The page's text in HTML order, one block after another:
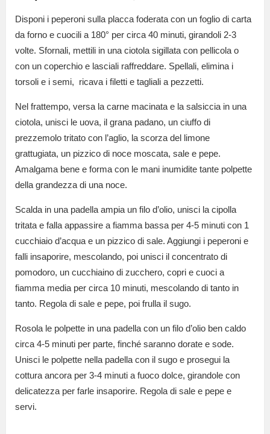
Disponi i peperoni sulla placca foderata con un foglio di carta
da forno e cuocili a 180° per circa 40 minuti, girandoli 2-3
volte. Sfornali, mettili in una ciotola sigillata con pellicola o
con un coperchio e lasciali raffreddare. Spellali, elimina i
torsoli e i semi, ricava i filetti e tagliali a pezzetti.
Nel frattempo, versa la carne macinata e la salsiccia in una
ciotola, unisci le uova, il grana padano, un ciuffo di
prezzemolo tritato con l’aglio, la scorza del limone
grattugiata, un pizzico di noce moscata, sale e pepe.
Amalgama bene e forma con le mani inumidite tante polpette
della grandezza di una noce.
Scalda in una padella ampia un filo d’olio, unisci la cipolla
tritata e falla appassire a fiamma bassa per 4-5 minuti con 1
cucchiaio d’acqua e un pizzico di sale. Aggiungi i peperoni e
falli insaporire, mescolando, poi unisci il concentrato di
pomodoro, un cucchiaino di zucchero, copri e cuoci a
fiamma media per circa 10 minuti, mescolando di tanto in
tanto. Regola di sale e pepe, poi frulla il sugo.
Rosola le polpette in una padella con un filo d’olio ben caldo
circa 4-5 minuti per parte, finché saranno dorate e sode.
Unisci le polpette nella padella con il sugo e prosegui la
cottura ancora per 3-4 minuti a fuoco dolce, girandole con
delicatezza per farle insaporire. Regola di sale e pepe e
servi.